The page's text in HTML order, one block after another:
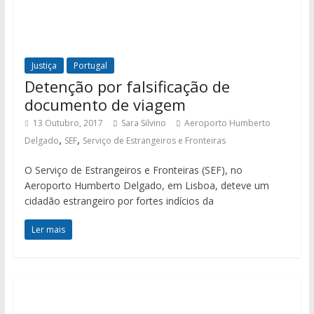
Justiça Portugal
Detenção por falsificação de
documento de viagem
13 Outubro, 2017 Sara Silvino
Aeroporto Humberto
Delgado, SEF, Serviço de Estrangeiros e Fronteiras
O Serviço de Estrangeiros e Fronteiras (SEF), no
Aeroporto Humberto Delgado, em Lisboa, deteve um
cidadão estrangeiro por fortes indícios da
Ler mais